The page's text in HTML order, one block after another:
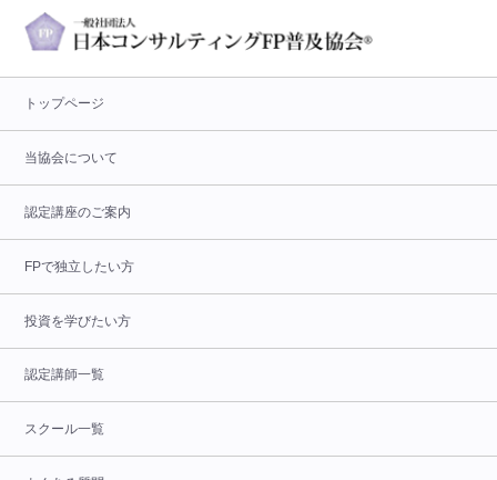
トップページ
当協会について
認定講座のご案内
FPで独立したい方
投資を学びたい方
認定講師一覧
スクール一覧